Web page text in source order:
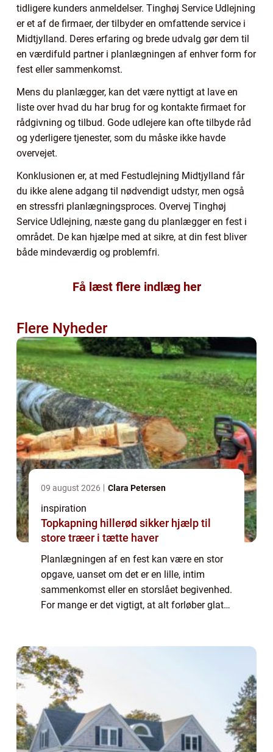
tidligere kunders anmeldelser. Tinghøj Service Udlejning
er et af de firmaer, der tilbyder en omfattende service i
Midtjylland. Deres erfaring og brede udvalg gør dem til
en værdifuld partner i planlægningen af enhver form for
fest eller sammenkomst.
Mens du planlægger, kan det være nyttigt at lave en
liste over hvad du har brug for og kontakte firmaet for
rådgivning og tilbud. Gode udlejere kan ofte tilbyde råd
og yderligere tjenester, som du måske ikke havde
overvejet.
Konklusionen er, at med Festudlejning Midtjylland får
du ikke alene adgang til nødvendigt udstyr, men også
en stressfri planlægningsproces. Overvej Tinghøj
Service Udlejning, næste gang du planlægger en fest i
området. De kan hjælpe med at sikre, at din fest bliver
både mindeværdig og problemfri.
Få læst flere indlæg her
Flere Nyheder
09 august 2026 Clara Petersen
inspiration
Topkapning hillerød sikker hjælp til
store træer i tætte haver
Planlægningen af en fest kan være en stor
opgave, uanset om det er en lille, intim
sammenkomst eller en storslået begivenhed.
For mange er det vigtigt, at alt forløber glat